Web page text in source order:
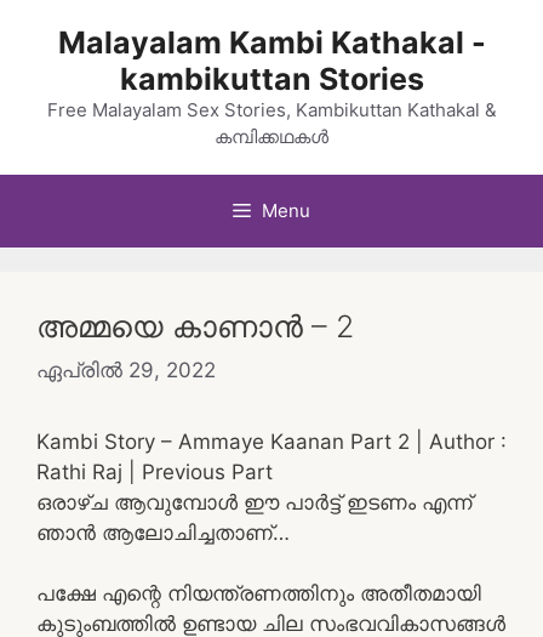
Malayalam Kambi Kathakal -
kambikuttan Stories
Free Malayalam Sex Stories, Kambikuttan Kathakal &
കമ്പിക്കഥകൾ
Menu
അമ്മയെ കാണാൻ – 2
ഏപ്രിൽ 29, 2022
Kambi Story – Ammaye Kaanan Part 2 | Author :
Rathi Raj | Previous Part
ഒരാഴ്ച ആവുമ്പോൾ ഈ പാർട്ട് ഇടണം എന്ന്
ഞാൻ ആലോചിച്ചതാണ്…
പക്ഷേ എന്റെ നിയന്ത്രണത്തിനും അതീതമായി
കുടുംബത്തിൽ ഉണ്ടായ ചില സംഭവവികാസങ്ങൾ